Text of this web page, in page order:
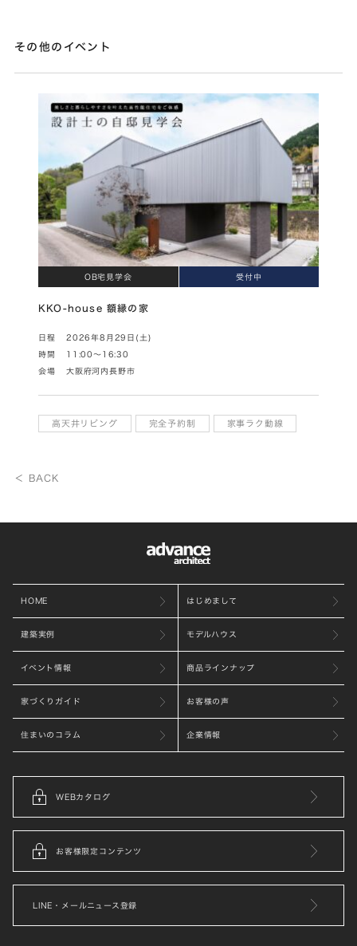
その他のイベント
OB宅見学会 受付中
KKO-house 額縁の家
日程 2026年8月29日(土)
時間 11:00～16:30
会場 大阪府河内長野市
高天井リビング 完全予約制 家事ラク動線
＜ BACK
HOME はじめまして
建築実例 モデルハウス
イベント情報 商品ラインナップ
家づくりガイド お客様の声
住まいのコラム 企業情報
WEBカタログ
お客様限定コンテンツ
LINE・メールニュース登録